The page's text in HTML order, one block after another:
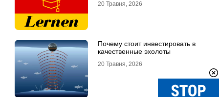
20 Травня, 2026
Почему стоит инвестировать в
качественные эхолоты
20 Травня, 2026